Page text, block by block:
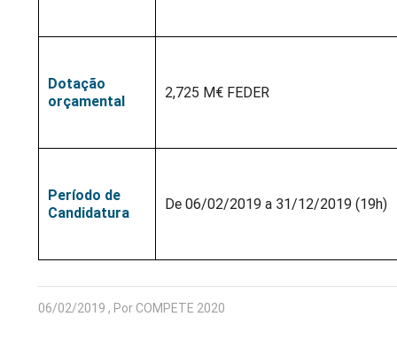
Dotação
orçamental
2,725 M€ FEDER
Período de
Candidatura
De 06/02/2019 a 31/12/2019 (19h)
06/02/2019 , Por COMPETE 2020